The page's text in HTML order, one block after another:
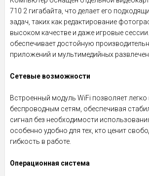
710 2 гигабайта, что делает его
задач, таких как редактирование
высоком качестве и даже игровые
обеспечивает достойную
приложений и мультимедийных
Сетевые возможности
Встроенный модуль WiFi позволяет
беспроводным сетям, обеспечивая
сигнал без необходимости
особенно удобно для тех, кто ценит
гибкость в работе.
Операционная система